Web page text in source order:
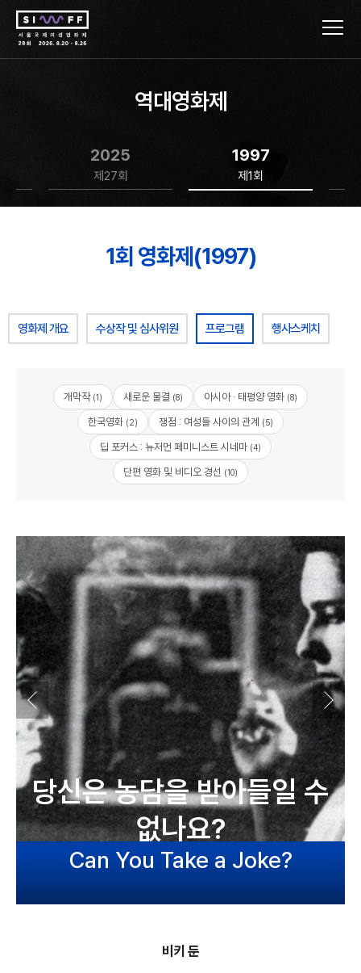
역대영화제
2025
제27회
1997
제1회
1회 영화제(1997)
영화제 개요 수상작 및 심사위원 프로그램 행사스케치
개막작(1) 새로운 물결 (8) 아시아 · 태평양 영화 (8)
한국영화 (2) 쟁점 : 여성들 사이의 관계 (5)
딥 포커스 : 뉴저먼 페미니스트 시네마 (4)
단편 영화 및 비디오 경선 (10)
당신은 농담을 받아들일 수
없나요?
Can You Take a Joke?
비키 둔